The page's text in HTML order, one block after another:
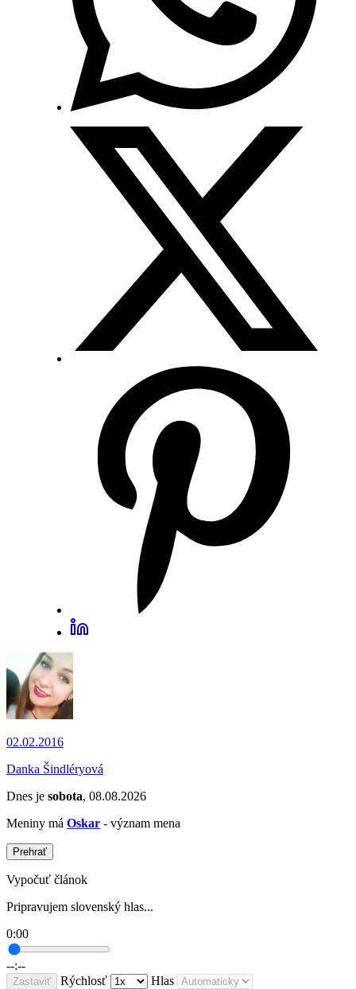
02.02.2016
Danka Šindléryová
Dnes je sobota, 08.08.2026
Meniny má Oskar - význam mena
Prehrať
Vypočuť článok
Pripravujem slovenský hlas...
0:00
--:--
Zastaviť Rýchlosť Hlas